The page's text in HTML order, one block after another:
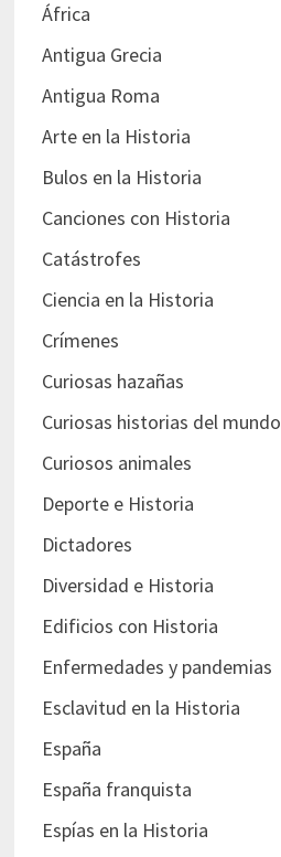
África
Antigua Grecia
Antigua Roma
Arte en la Historia
Bulos en la Historia
Canciones con Historia
Catástrofes
Ciencia en la Historia
Crímenes
Curiosas hazañas
Curiosas historias del mundo
Curiosos animales
Deporte e Historia
Dictadores
Diversidad e Historia
Edificios con Historia
Enfermedades y pandemias
Esclavitud en la Historia
España
España franquista
Espías en la Historia